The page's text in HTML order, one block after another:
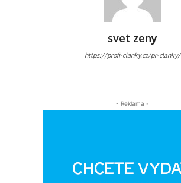
svet zeny
https://profi-clanky.cz/pr-clanky/
- Reklama -